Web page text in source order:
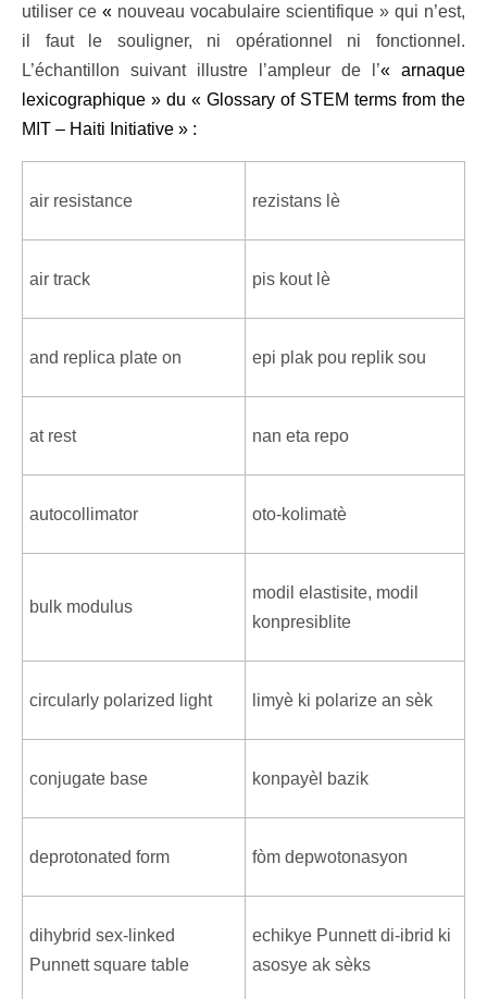
utiliser ce « nouveau vocabulaire scientifique » qui n’est,
il faut le souligner, ni opérationnel ni fonctionnel.
L’échantillon suivant illustre l’ampleur de l’« arnaque
lexicographique » du « Glossary of STEM terms from the
MIT – Haiti Initiative » :
air resistance rezistans lè
air track pis kout lè
and replica plate on epi plak pou replik sou
at rest nan eta repo
autocollimator oto-kolimatè
bulk modulus
modil elastisite, modil
konpresiblite
circularly polarized light limyè ki polarize an sèk
conjugate base konpayèl bazik
deprotonated form fòm depwotonasyon
dihybrid sex-linked
Punnett square table
echikye Punnett di-ibrid ki
asosye ak sèks